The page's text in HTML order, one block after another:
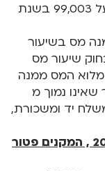
מאנרגיה מתחדשת שאינה עולה על 99,003 בשנת
מס בשיעור
נקבע בחוק שיעור מס
מלוא המס ממנה
נמוך מ
משלח יד ומשכורת,
אלה הסכומים המרביים לשנת 2018 , המקנים פטור